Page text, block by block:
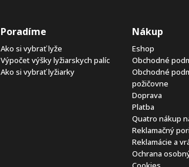
Poradíme
Ako si vybrať lyže
Výpočet výšky lyžiarskych palíc
Ako si vybrať lyžiarky
Nákup
Eshop
Obchodné
Obchodné
požičovne
Doprava
Platba
Quatro nákup
Reklamačný
Reklamácie a
Ochrana